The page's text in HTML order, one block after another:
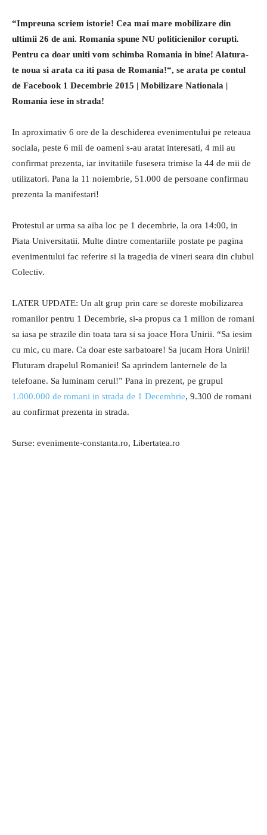
“Impreuna scriem istorie! Cea mai mare mobilizare din
ultimii 26 de ani. Romania spune NU politicienilor corupti.
Pentru ca doar uniti vom schimba Romania in bine! Alatura-
te noua si arata ca iti pasa de Romania!“, se arata pe contul
de Facebook 1 Decembrie 2015 | Mobilizare Nationala |
Romania iese in strada!
In aproximativ 6 ore de la deschiderea evenimentului pe reteaua
sociala, peste 6 mii de oameni s-au aratat interesati, 4 mii au
confirmat prezenta, iar invitatiile fusesera trimise la 44 de mii de
utilizatori. Pana la 11 noiembrie, 51.000 de persoane confirmau
prezenta la manifestari!
Protestul ar urma sa aiba loc pe 1 decembrie, la ora 14:00, in
Piata Universitatii. Multe dintre comentariile postate pe pagina
evenimentului fac referire si la tragedia de vineri seara din clubul
Colectiv.
LATER UPDATE: Un alt grup prin care se doreste mobilizarea
romanilor pentru 1 Decembrie, si-a propus ca 1 milion de romani
sa iasa pe strazile din toata tara si sa joace Hora Unirii. “Sa iesim
cu mic, cu mare. Ca doar este sarbatoare! Sa jucam Hora Unirii!
Fluturam drapelul Romaniei! Sa aprindem lanternele de la
telefoane. Sa luminam cerul!” Pana in prezent, pe grupul
1.000.000 de romani in strada de 1 Decembrie, 9.300 de romani
au confirmat prezenta in strada.
Surse: evenimente-constanta.ro, Libertatea.ro